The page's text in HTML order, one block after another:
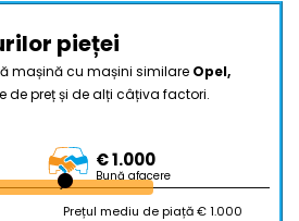
pieței
mașină cu mașini similare Opel,
de preț și de alți câțiva factori.
€ 1.000
Bună afacere
Prețul mediu de piață € 1.000